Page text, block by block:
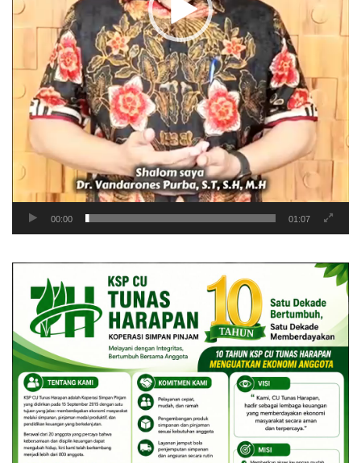
00:00 01:07